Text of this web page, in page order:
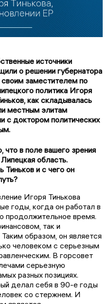
источники
о решении губернатора
заместителем по
политика Игоря
как складывалась
местным элитам
с доктором политических
в поле вашего зрения
область.
Тиньков и с чего он
Игоря Тинькова
годы, когда он работал в
продолжительное время.
так и
образом, он является
человеком с серьезным
В горсовет
серьезную
разных позициях.
делал себя в 90-е годы
со стержнем. И